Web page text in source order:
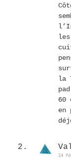
la
60
en
14